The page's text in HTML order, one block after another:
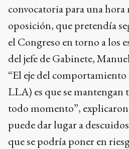
convocatoria para una hora
oposición, que pretendía
el Congreso en torno a los
del jefe de Gabinete,
“El eje del
LLA) es que se mantengan
todo momento”,
puede dar lugar a
que se podría poner en